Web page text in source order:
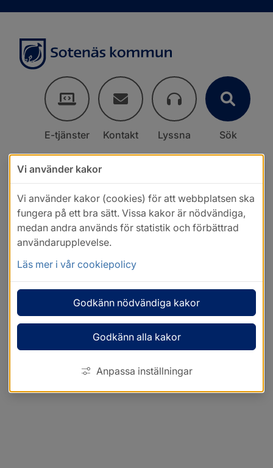
E-tjänster Kontakt Lyssna Sök
Vi använder kakor
Vi använder kakor (cookies) för att webbplatsen ska
fungera på ett bra sätt. Vissa kakor är nödvändiga,
medan andra används för statistik och förbättrad
användarupplevelse.
Läs mer i vår cookiepolicy
Godkänn nödvändiga kakor
Godkänn alla kakor
Anpassa inställningar